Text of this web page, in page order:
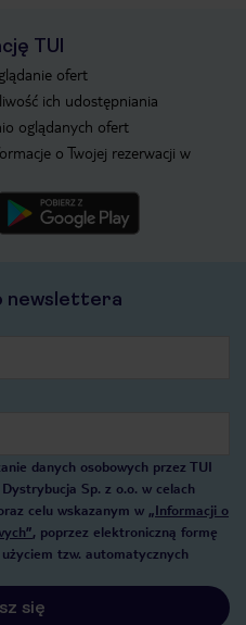
TUI
ofert
ich udostępniania
oglądanych ofert
o Twojej rezerwacji w
newslettera
danych osobowych przez TUI
Sp. z o.o. w celach
celu wskazanym w „Informacji o
, poprzez elektroniczną formę
tzw. automatycznych
się